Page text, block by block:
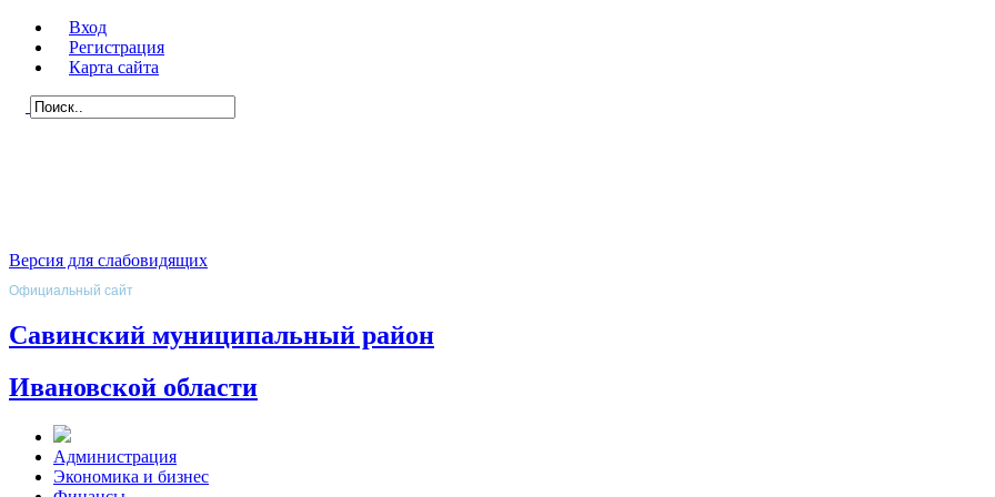
Вход
Регистрация
Карта сайта
Версия для слабовидящих
Официальный сайт
Савинский муниципальный район
Ивановской области
Администрация
Экономика и бизнес